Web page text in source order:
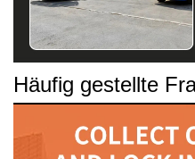
Häufig gestellte